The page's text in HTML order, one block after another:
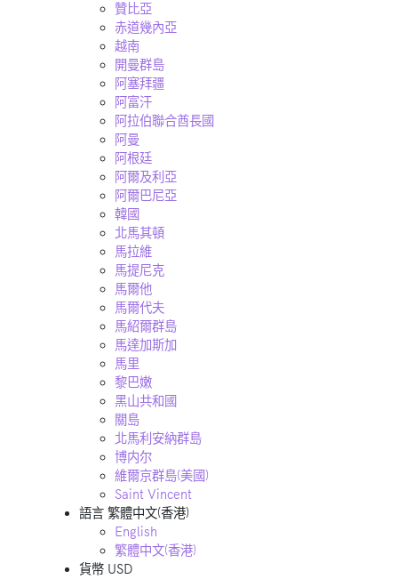
贊比亞
赤道幾內亞
越南
開曼群島
阿塞拜疆
阿富汗
阿拉伯聯合酋長國
阿曼
阿根廷
阿爾及利亞
阿爾巴尼亞
韓國
北馬其頓
馬拉維
馬提尼克
馬爾他
馬爾代夫
馬紹爾群島
馬達加斯加
馬里
黎巴嫩
黑山共和國
關島
北馬利安納群島
博内尔
維爾京群島(美國)
Saint Vincent
語言 繁體中文(香港)
English
繁體中文(香港)
貨幣 USD